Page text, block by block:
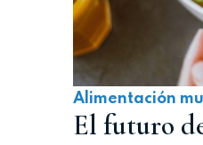
Alimentación
El futuro